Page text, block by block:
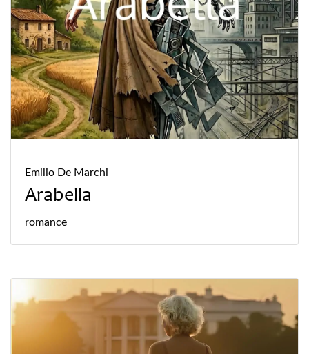
Emilio De Marchi
Arabella
romance